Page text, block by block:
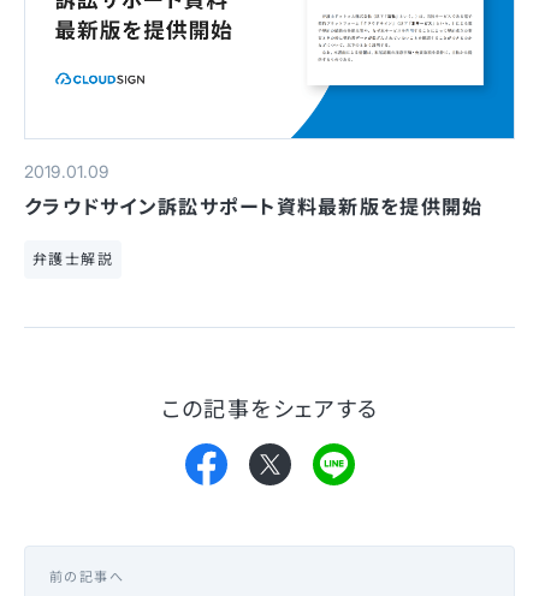
2019.01.09
クラウドサイン訴訟サポート資料最新版を提供開始
弁護士解説
この記事をシェアする
前の記事へ